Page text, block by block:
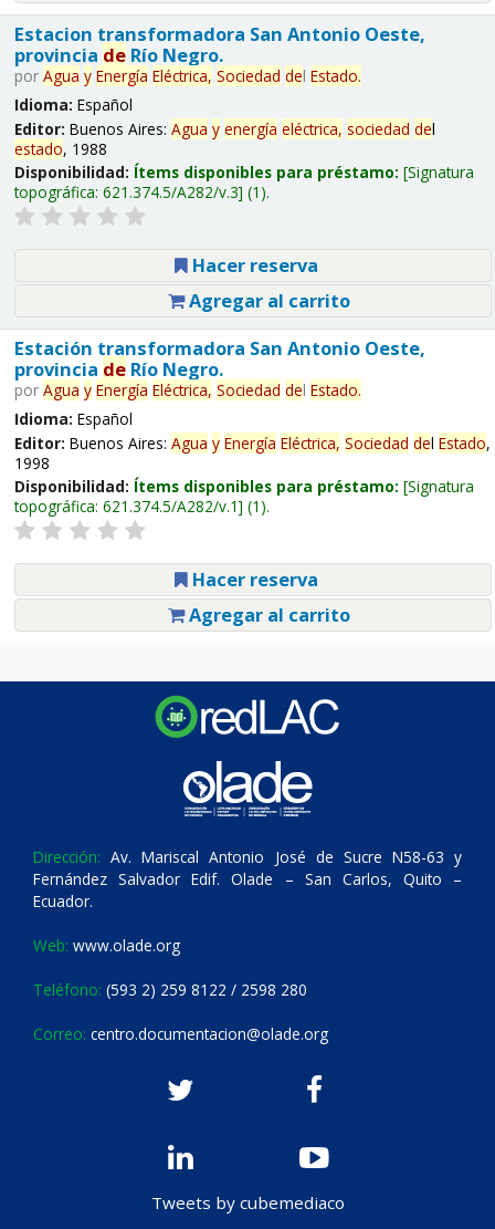
Estacion transformadora San Antonio Oeste,
provincia deRío Negro.
por Agua y Energía Eléctrica, Sociedad del Estado.
Idioma: Español
Editor: Buenos Aires: Agua y energía eléctrica, sociedad del
estado, 1988
Disponibilidad: Ítems disponibles para préstamo: Signatura
topográfica: 621.374.5/A282/v.3 (1).
Hacer reserva
Agregar al carrito
Estación transformadora San Antonio Oeste,
provincia deRío Negro.
por Agua y Energía Eléctrica, Sociedad del Estado.
Idioma: Español
Editor: Buenos Aires: Agua y Energía Eléctrica, Sociedad del Estado,
1998
Disponibilidad: Ítems disponibles para préstamo: Signatura
topográfica: 621.374.5/A282/v.1 (1).
Hacer reserva
Agregar al carrito
Dirección: Av. Mariscal Antonio José de Sucre N58-63 y
Fernández Salvador Edif. Olade – San Carlos, Quito –
Ecuador.
Web: www.olade.org
Teléfono: (593 2) 259 8122 / 2598 280
Correo: centro.documentacion@olade.org
Tweets by cubemediaco